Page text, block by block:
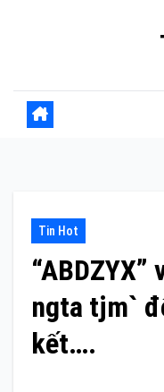
Tin Hot
ngta tjm`
kết….